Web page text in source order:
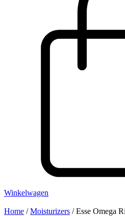
Winkelwagen
Home /Moisturizers / Esse Omega